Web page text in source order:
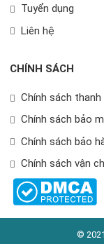
Tuyển dụng
Liên hệ
CHÍNH SÁCH
Chính sách
Chính sách bảo
Chính sách bảo
Chính sách vận
©